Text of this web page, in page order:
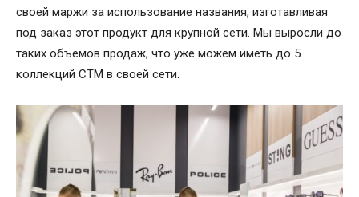
своей маржи за использование названия, изготавливая
под заказ этот продукт для крупной сети. Мы выросли до
таких объемов продаж, что уже можем иметь до 5
коллекций СТМ в своей сети.